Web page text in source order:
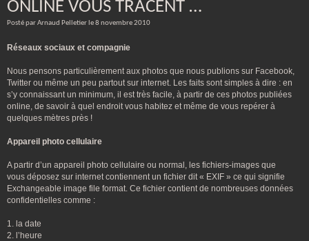
ONLINE VOUS TRACENT …
Posté par Arnaud Pelletier le 8 novembre 2010
Réseaux sociaux et compagnie
Nous pensons particulièrement aux photos que nous publions sur Facebook,
Twitter ou même un peu partout sur internet. Les faits sont simples à dire : en
s’y connaissant un minimum, il est très facile, à partir de ces photos publiées
online, de savoir à quel endroit vous habitez et même de vous repérer à
quelques mètres près !
Appareil photo cellulaire
A partir d’un appareil photo cellulaire ou normal, les fichiers-images que
vous déposez sur internet contiennent un fichier dit « EXIF » ce qui signifie
Exchangeable image file format. Ce fichier contient de nombreuses données
confidentielles comme :
1. la date
2. l’heure